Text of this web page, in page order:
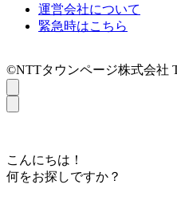
運営会社について
緊急時はこちら
©NTTタウンページ株式会社
こんにちは！
何をお探しですか？